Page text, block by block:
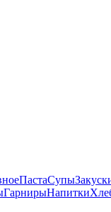
ПастаСупы
ГарнирыНапитки